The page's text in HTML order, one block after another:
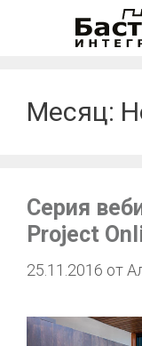
Месяц:
Серия
Project
25.11.2016 от